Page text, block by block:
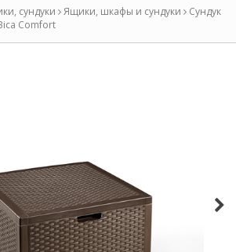
сундуки Ящики, шкафы и сундуки
Сундук
Comfort